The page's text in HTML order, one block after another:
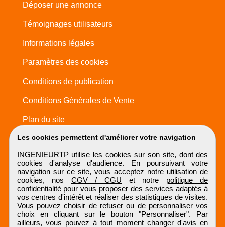
Les cookies permettent d'améliorer votre navigation
INGENIEURTP utilise les cookies sur son site, dont des
cookies d'analyse d'audience. En poursuivant votre
navigation sur ce site, vous acceptez notre utilisation de
cookies, nos CGV / CGU et notre politique de
confidentialitépour vous proposer des services adaptés à
vos centres d'intérêt et réaliser des statistiques de visites.
Vous pouvez choisir de refuser ou de personnaliser vos
choix en cliquant sur le bouton "Personnaliser". Par
ailleurs, vous pouvez à tout moment changer d'avis en
Déposer une annonce
Témoignages utilisateurs
Informations légales
Paramètres des cookies
Conditions de publication
Conditions Générales de Vente
Plan du site